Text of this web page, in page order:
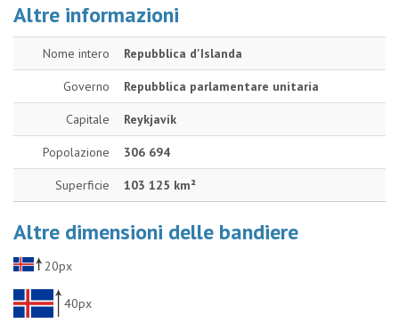
Altre informazioni
Nome intero Repubblica d'Islanda
Governo Repubblica parlamentare unitaria
Capitale Reykjavík
Popolazione 306 694
Superficie 103 125 km²
Altre dimensioni delle bandiere
20px
40px